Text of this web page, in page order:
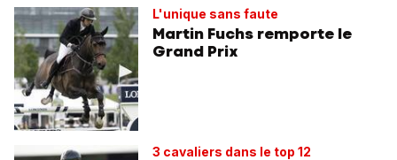
L'unique sans faute
Martin Fuchs remporte le
Grand Prix
3 cavaliers dans le top 12